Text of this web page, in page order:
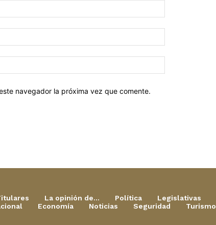
navegador la próxima vez que comente.
La opinión de… Política Legislativas
Economía Noticias Seguridad Turismo